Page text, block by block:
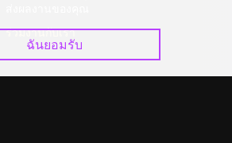
ร่วมงานกับเรา
ฉันยอมรับ